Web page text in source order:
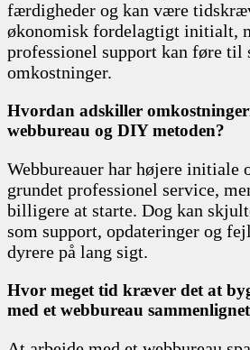
færdigheder og kan være
økonomisk fordelagtigt initialt,
professionel support kan føre til
omkostninger.
Hvordan adskiller
webbureau og DIY metoden?
Webbureauer har højere initiale
grundet professionel service,
billigere at starte. Dog kan
som support, opdateringer og
dyrere på lang sigt.
Hvor meget tid kræver det at
med et webbureau